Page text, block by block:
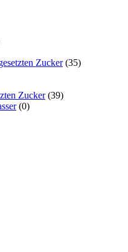
Zucker (35)
Zucker (39)
(0)